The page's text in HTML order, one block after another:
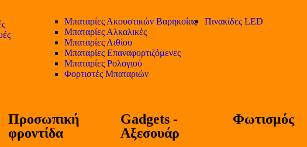
Μπαταρίες Ακουστικών Βαρηκοΐας
Μπαταρίες Αλκαλικές
Μπαταρίες Λιθίου
Μπαταρίες Επαναφορτιζόμενες
Μπαταρίες Ρολογιού
Φορτιστές Μπαταριών
Πινακίδες LED
Προσωπική
φροντίδα
Gadgets -
Αξεσουάρ
Φωτισμός